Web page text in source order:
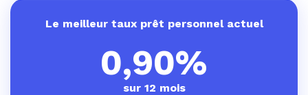
Le meilleur taux prêt personnel actuel
0,90%
sur 12 mois